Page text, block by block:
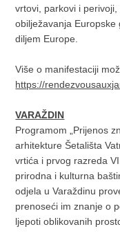
vrtovi, parkovi i
obilježavanja
diljem Europe.
Više o manifestaciji
https://
VARAŽDIN
Programom „Prijenos
arhitekture Šetališta
vrtića i prvog razreda
prirodna i kulturna
odjela u Varaždinu
prenoseći im znanje o
ljepoti oblikovanih